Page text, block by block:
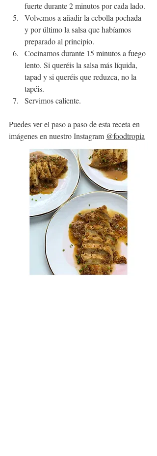
fuerte durante 2 minutos por cada lado.
Volvemos a añadir la cebolla pochada
y por último la salsa que habíamos
preparado al principio.
Cocinamos durante 15 minutos a fuego
lento. Si queréis la salsa más líquida,
tapad y si queréis que reduzca, no la
tapéis.
Servimos caliente.
Puedes ver el paso a paso de esta receta en
imágenes en nuestro Instagram @foodtropia